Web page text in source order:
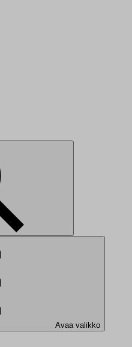
Avaa valikko